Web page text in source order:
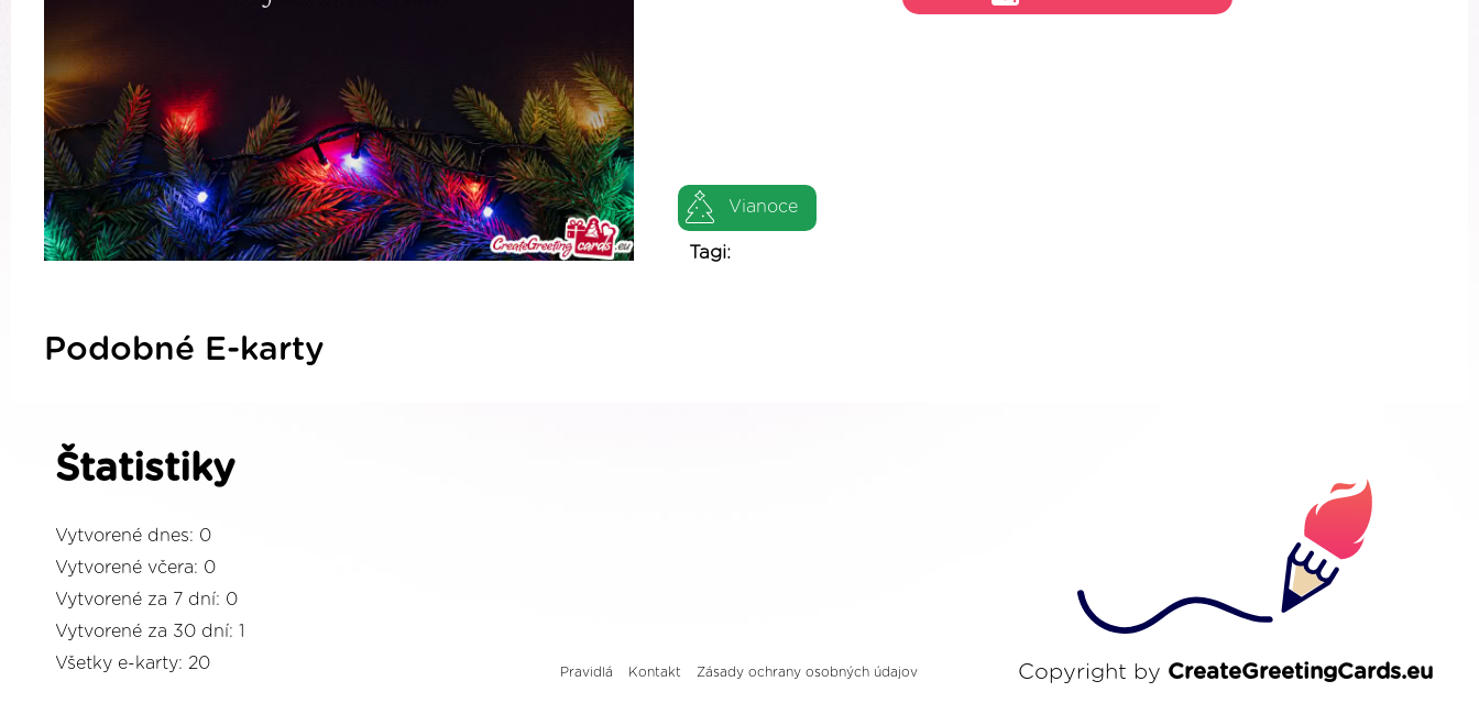
Vianoce
Tagi:
Podobné E-karty
Štatistiky
Vytvorené dnes: 0
Vytvorené včera: 0
Vytvorené za 7 dní: 0
Vytvorené za 30 dní: 1
Všetky e-karty: 20
Pravidlá Kontakt Zásady ochrany osobných údajov Copyright by CreateGreetingCards.eu